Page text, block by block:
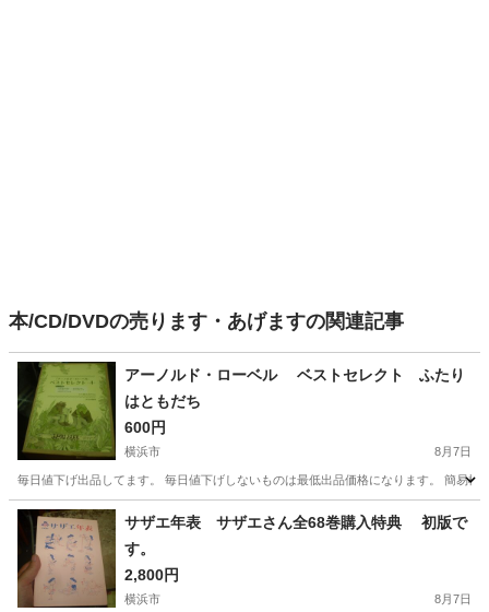
本/CD/DVDの売ります・あげますの関連記事
アーノルド・ローベル ベストセレクト ふたり
はともだち
600円
横浜市 8月7日
毎日値下げ出品してます。 毎日値下げしないものは最低出品価格になります。 簡易
神奈川 横浜市 絵本
サザエ年表 サザエさん全68巻購入特典 初版で
す。
2,800円
横浜市 8月7日